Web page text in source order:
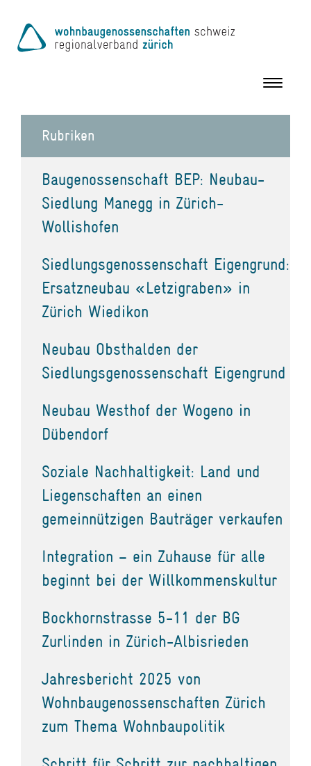
Toggle
Rubriken
Baugenossenschaft BEP: Neubau-
Siedlung Manegg in Zürich-
Wollishofen
Siedlungsgenossenschaft Eigengrund:
Ersatzneubau «Letzigraben» in
Zürich Wiedikon
Neubau Obsthalden der
Siedlungsgenossenschaft Eigengrund
Neubau Westhof der Wogeno in
Dübendorf
Soziale Nachhaltigkeit: Land und
Liegenschaften an einen
gemeinnützigen Bauträger verkaufen
Integration – ein Zuhause für alle
beginnt bei der Willkommenskultur
Bockhornstrasse 5-11 der BG
Zurlinden in Zürich-Albisrieden
Jahresbericht 2025 von
Wohnbaugenossenschaften Zürich
zum Thema Wohnbaupolitik